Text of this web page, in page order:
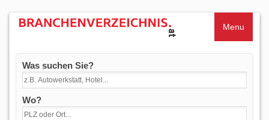
Menu
Was suchen Sie?
Wo?